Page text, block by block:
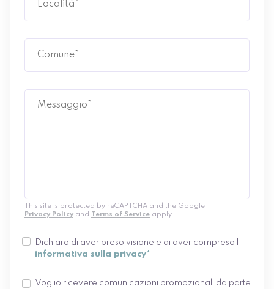
This site is protected by reCAPTCHA and the Google
Privacy Policy and Terms of Service apply.
Dichiaro di aver preso visione e di aver compreso l'
informativa sulla privacy*
Voglio ricevere comunicazioni promozionali da parte